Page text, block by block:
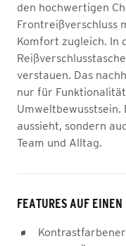
den hochwertigen
Frontreißverschluss
Komfort zugleich. In
verstauen. Das
nur für
Umweltbewusstsein.
aussieht, sondern
Team und Alltag.
FEATURES AUF